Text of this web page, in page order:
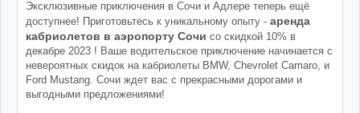
Эксклюзивные приключения в Сочи и Адлере теперь ещё
доступнее! Приготовьтесь к уникальному опыту - аренда
кабриолетов в аэропорту Сочи со скидкой 10% в
декабре 2023 ! Ваше водительское приключение начинается с
невероятных скидок на кабриолеты BMW, Chevrolet Camaro, и
Ford Mustang. Сочи ждет вас с прекрасными дорогами и
выгодными предложениями!